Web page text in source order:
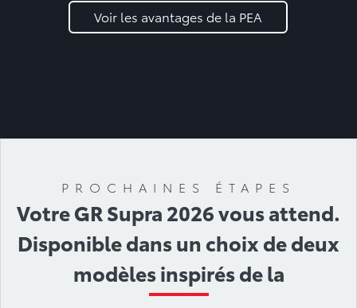
Voir les avantages de la PEA
PROCHAINES ÉTAPES
Votre GR Supra 2026 vous attend.
Disponible dans un choix de deux
modèles inspirés de la